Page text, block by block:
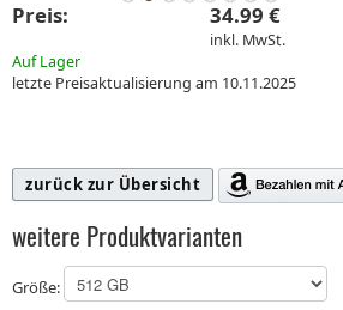
Preis: 34.99 €
inkl. MwSt.
Auf Lager
letzte Preisaktualisierung am 10.11.2025
zurück zur Übersicht
weitere Produktvarianten
Größe: